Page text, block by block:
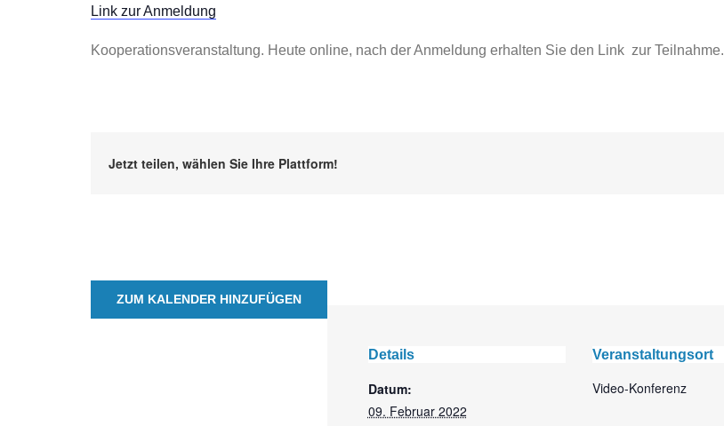
Link zur Anmeldung
Kooperationsveranstaltung. Heute online, nach der Anmeldung erhalten Sie den Link zur Teilnahme.
Jetzt teilen, wählen Sie Ihre Plattform!
ZUM KALENDER HINZUFÜGEN
Details
Datum:
09. Februar 2022
Veranstaltungsort
Video-Konferenz